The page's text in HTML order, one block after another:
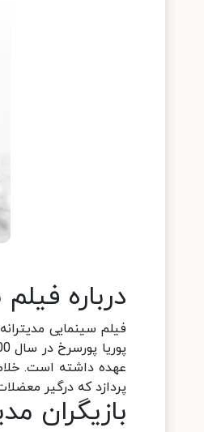
درباره
فیلم سینمایی
عهده داشته است.
پردازد که درگیر
بازیگران